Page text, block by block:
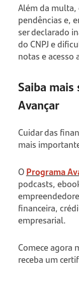
Além da multa,
pendências e,
ser declarado
do CNPJ e
notas e acesso
Saiba
Avançar
Cuidar das
mais
OPrograma
podcasts,
financeira,
empresarial.
Comece agora
receba um